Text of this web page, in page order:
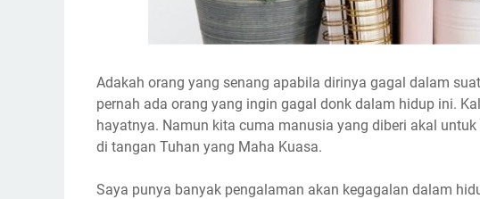
Adakah orang yang senang apabila dirinya gagal dalam
pernah ada orang yang ingin gagal donk dalam hidup ini.
hayatnya. Namun kita cuma manusia yang diberi akal
di tangan Tuhan yang Maha Kuasa.
Saya punya banyak pengalaman akan kegagalan dalam